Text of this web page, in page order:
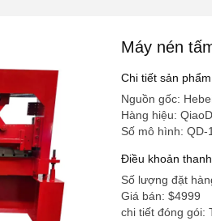
Máy nén
Chi tiết sản phẩm
Nguồn gốc:
Hàng hiệu:
Số mô hình: QD-
Điều khoản
Số lượng đặt
Giá bán: $4999
chi tiết đóng gói: